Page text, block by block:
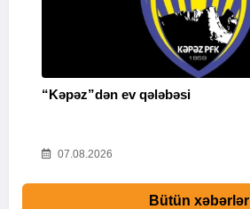
“Kəpəz”dən ev qələbəsi
07.08.2026
Bütün xəbərlər